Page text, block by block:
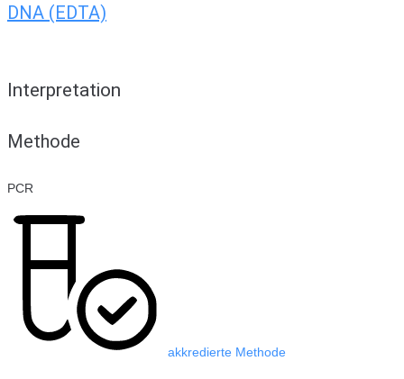
DNA (EDTA)
Interpretation
Methode
PCR
akkredierte Methode